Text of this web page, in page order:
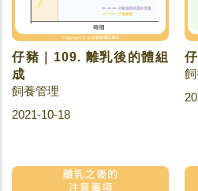
仔豬｜109. 離乳後的體組
成
飼養管理
2021-10-18